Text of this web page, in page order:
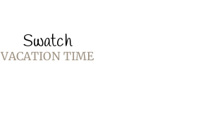
Swatch
VACATION TIME